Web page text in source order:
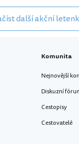
další akční
Komunita
Nejnovější
Diskuzní
Cestopisy
Cestovatelé